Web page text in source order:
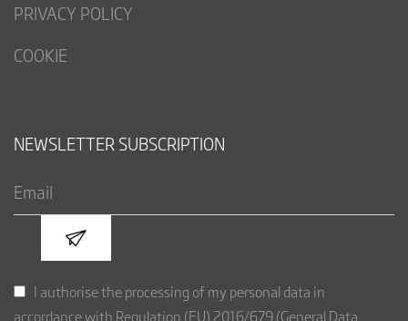
PRIVACY POLICY
COOKIE
NEWSLETTER SUBSCRIPTION
I authorise the processing of my personal data in
accordance with Regulation (EU) 2016/679 (General Data